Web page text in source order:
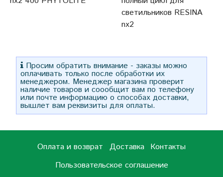
светильников RESINA
nx2
Просим обратить внимание - заказы можно
оплачивать только после обработки их
менеджером. Менеджер магазина проверит
наличие товаров и соообщит вам по телефону
или почте информацию о способах доставки,
вышлет вам реквизиты для оплаты.
Оплата и возврат Доставка Контакты
Пользовательское соглашение